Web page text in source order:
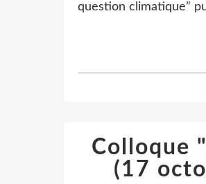
question climatique”
Colloque
(17